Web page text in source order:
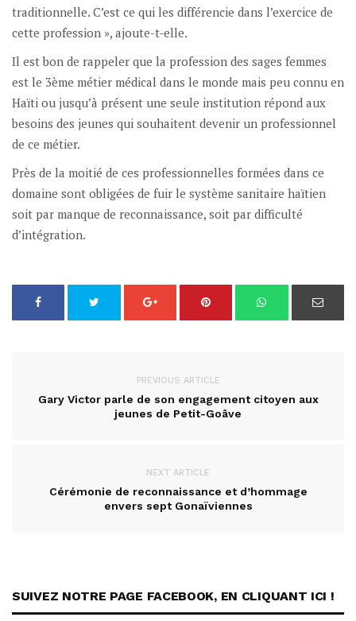
traditionnelle. C’est ce qui les différencie dans l’exercice de
cette profession », ajoute-t-elle.
Il est bon de rappeler que la profession des sages femmes
est le 3ème métier médical dans le monde mais peu connu en
Haïti ou jusqu’à présent une seule institution répond aux
besoins des jeunes qui souhaitent devenir un professionnel
de ce métier.
Près de la moitié de ces professionnelles formées dans ce
domaine sont obligées de fuir le système sanitaire haïtien
soit par manque de reconnaissance, soit par difficulté
d’intégration.
PREVIOUS ARTICLE
Gary Victor parle de son engagement citoyen aux
jeunes de Petit-Goâve
NEXT ARTICLE
Cérémonie de reconnaissance et d’hommage
envers sept Gonaïviennes
SUIVEZ NOTRE PAGE FACEBOOK, EN CLIQUANT ICI !